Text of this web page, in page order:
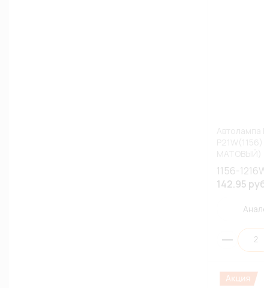
1156-
142.95